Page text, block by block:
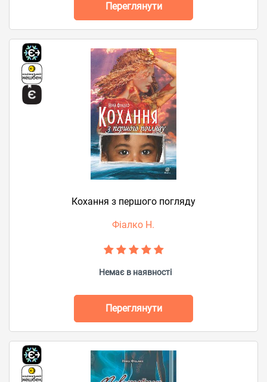
Переглянути
Кохання з першого погляду
Фіалко Н.
Немає в наявності
Переглянути